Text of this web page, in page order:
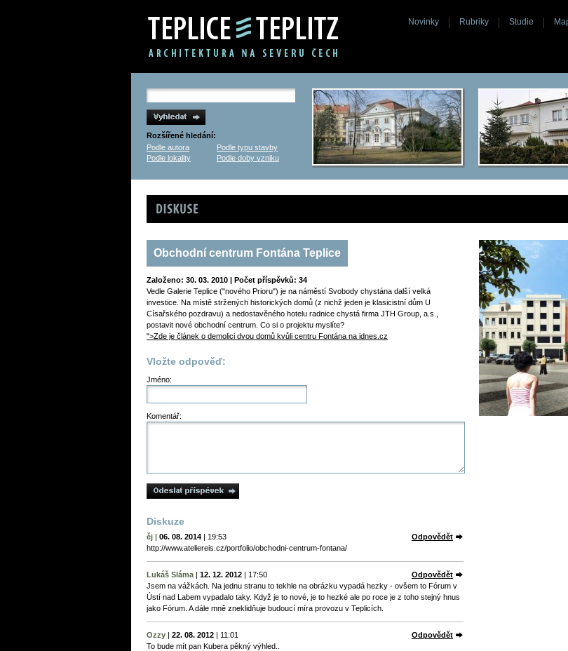
Novinky Rubriky Studie
Rozšířené hledání:
Podle autora
Podle typu stavby
Podle lokality
Podle doby vzniku
Diskuse
Obchodní centrum Fontána Teplice
Založeno: 30. 03. 2010 | Počet příspěvků: 34
Vedle Galerie Teplice ("nového Prioru") je na náměstí Svobody chystána další velká
investice. Na místě stržených historických domů (z nichž jeden je klasicistní dům U
Císařského pozdravu) a nedostavěného hotelu radnice chystá firma JTH Group, a.s.,
postavit nové obchodní centrum. Co si o projektu myslíte?
">Zde je článek o demolici dvou domů kvůli centru Fontána na idnes.cz
Vložte odpověď:
Jméno:
Komentář:
Diskuze
ěj | 06. 08. 2014 | 19:53
Odpovědět
http://www.ateliereis.cz/portfolio/obchodni-centrum-fontana/
Lukáš Sláma | 12. 12. 2012 | 17:50
Odpovědět
Jsem na vážkách. Na jednu stranu to tekhle na obrázku vypadá hezky - ovšem to Fórum v
Ústí nad Labem vypadalo taky. Když je to nové, je to hezké ale po roce je z toho stejný hnus
jako Fórum. A dále mně zneklidňuje budoucí míra provozu v Teplicích.
Ozzy | 22. 08. 2012 | 11:01
Odpovědět
To bude mít pan Kubera pěkný výhled..